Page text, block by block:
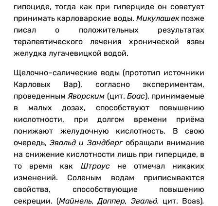
гипоциде, тогда как при гиперциде он советует
принимать карловарские воды. Микулашекпозже
писал о положительных результатах
терапевтического лечения хронической язвы
желудка лугачевицкой водой.
Щелочно–салические воды (прототип источники
Карловых Вар), согласно экспериментам,
проведеннымЯворским (цит. Боас), принимаемые
в малых дозах, способствуют повышению
кислотности, при долгом времени приёма
понижают желудочную кислотность. В свою
очередь,Эвальд и Зандберг обращали внимание
на снижение кислотности лишь при гиперциде, в
то время как Штраус не отмечал никаких
изменений. Соленым водам приписываются
свойства, способствующие повышению
секреции. (Mайнель, Даппер, Эвальд. цит. Boas).